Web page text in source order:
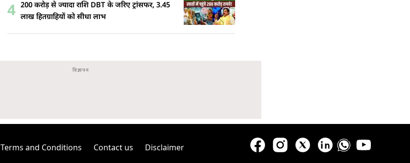
4 200 करोड़ से ज्यादा राशि DBT के जरिए ट्रांसफर, 3.45
लाख हितग्राहियों को सीधा लाभ
Terms and Conditions Contact us Disclaimer